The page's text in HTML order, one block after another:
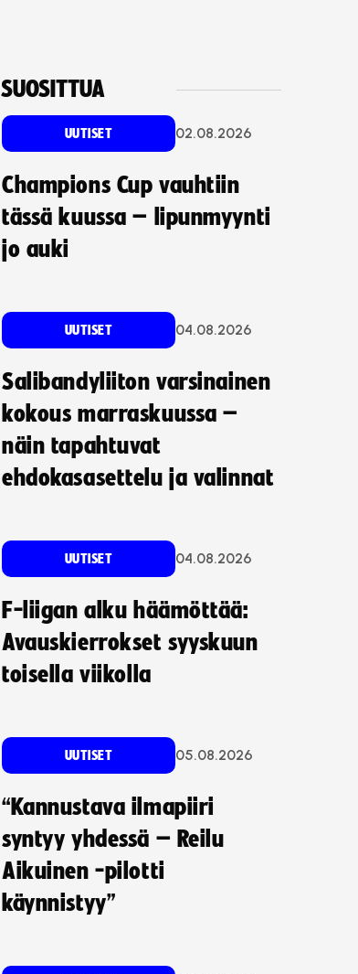
SUOSITTUA
UUTISET 02.08.2026
Champions Cup vauhtiin
tässä kuussa – lipunmyynti
jo auki
UUTISET 04.08.2026
Salibandyliiton varsinainen
kokous marraskuussa –
näin tapahtuvat
ehdokasasettelu ja valinnat
UUTISET 04.08.2026
F-liigan alku häämöttää:
Avauskierrokset syyskuun
toisella viikolla
UUTISET 05.08.2026
“Kannustava ilmapiiri
syntyy yhdessä – Reilu
Aikuinen -pilotti
käynnistyy”